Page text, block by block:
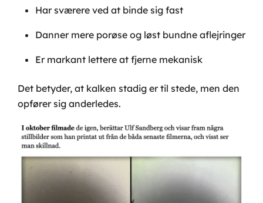
Har sværere ved at binde sig fast
Danner mere porøse og løst bundne aflejringer
Er markant lettere at fjerne mekanisk
Det betyder, at kalken stadig er til stede, men den
opfører sig anderledes.